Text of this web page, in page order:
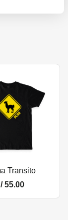
Transito
55.00